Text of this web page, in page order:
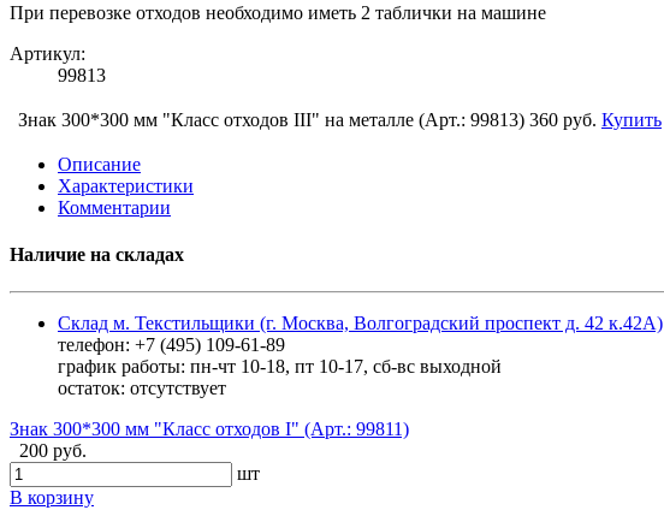
При перевозке отходов необходимо иметь 2 таблички на машине
Артикул:
99813
Знак 300*300 мм "Класс отходов III" на металле (Арт.: 99813) 360 руб. Купить
Описание
Характеристики
Комментарии
Наличие на складах
Склад м. Текстильщики (г. Москва, Волгоградский проспект д. 42 к.42А)
телефон: +7 (495) 109-61-89
график работы: пн-чт 10-18, пт 10-17, сб-вс выходной
остаток: отсутствует
Знак 300*300 мм "Класс отходов I" (Арт.: 99811)
200 руб.
шт
В корзину